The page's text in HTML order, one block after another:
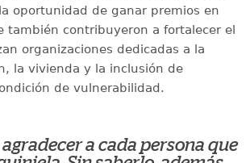
oportunidad de ganar premios en
también contribuyeron a fortalecer el
organizaciones dedicadas a la
la vivienda y la inclusión de
de vulnerabilidad.
a cada persona que